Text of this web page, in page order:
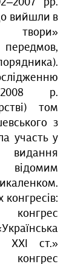
рр.
вийшли в
твори»
передмов,
2008 р.
том
з
участь у
видання
конгрес
ХХІ ст.»
конгрес